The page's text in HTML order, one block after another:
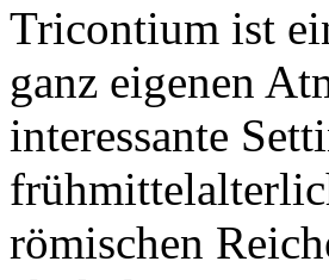
Tricontium ist
ganz eigenen
interessante
römischen